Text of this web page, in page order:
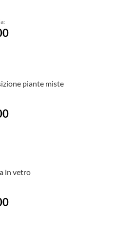
piante miste
in vetro